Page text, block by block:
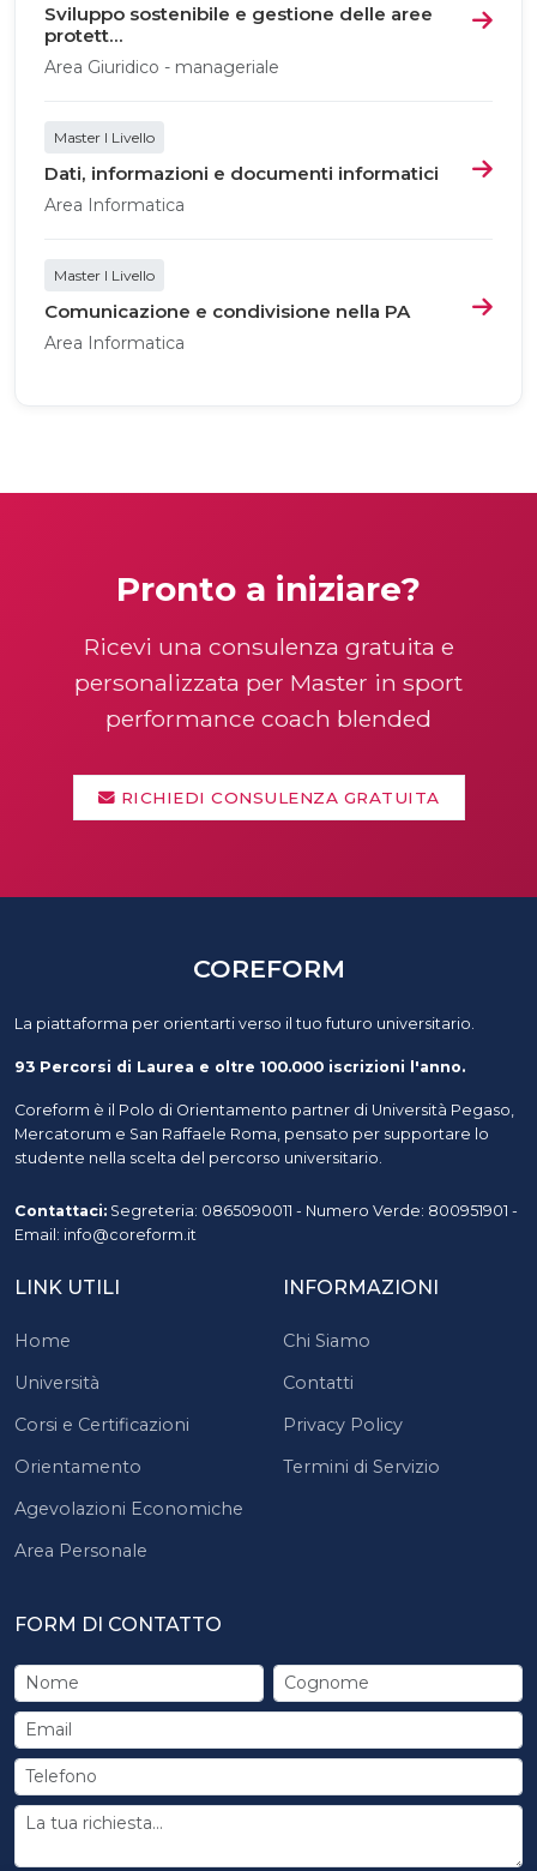
Sviluppo sostenibile e gestione delle aree
protett...
Area Giuridico - manageriale
Master I Livello
Dati, informazioni e documenti informatici
Area Informatica
Master I Livello
Comunicazione e condivisione nella PA
Area Informatica
Pronto a iniziare?
Ricevi una consulenza gratuita e
personalizzata per Master in sport
performance coach blended
RICHIEDI CONSULENZA GRATUITA
COREFORM
La piattaforma per orientarti verso il tuo futuro universitario.
93 Percorsi di Laurea e oltre 100.000 iscrizioni l'anno.
Coreform è il Polo di Orientamento partner di Università Pegaso,
Mercatorum e San Raffaele Roma, pensato per supportare lo
studente nella scelta del percorso universitario.
Contattaci: Segreteria: 0865090011 - Numero Verde: 800951901 -
Email: info@coreform.it
LINK UTILI
Home
Università
Corsi e Certificazioni
Orientamento
Agevolazioni Economiche
Area Personale
INFORMAZIONI
Chi Siamo
Contatti
Privacy Policy
Termini di Servizio
FORM DI CONTATTO